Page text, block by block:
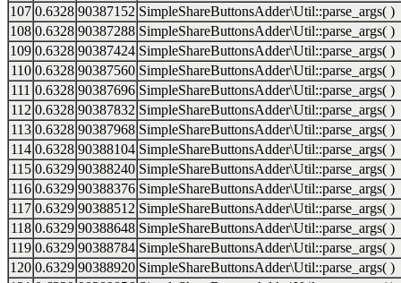
107 0.6328 90387152 SimpleShareButtonsAdder\Util::parse_args( )
108 0.6328 90387288 SimpleShareButtonsAdder\Util::parse_args( )
109 0.6328 90387424 SimpleShareButtonsAdder\Util::parse_args( )
110 0.6328 90387560 SimpleShareButtonsAdder\Util::parse_args( )
111 0.6328 90387696 SimpleShareButtonsAdder\Util::parse_args( )
112 0.6328 90387832 SimpleShareButtonsAdder\Util::parse_args( )
113 0.6328 90387968 SimpleShareButtonsAdder\Util::parse_args( )
114 0.6328 90388104 SimpleShareButtonsAdder\Util::parse_args( )
115 0.6329 90388240 SimpleShareButtonsAdder\Util::parse_args( )
116 0.6329 90388376 SimpleShareButtonsAdder\Util::parse_args( )
117 0.6329 90388512 SimpleShareButtonsAdder\Util::parse_args( )
118 0.6329 90388648 SimpleShareButtonsAdder\Util::parse_args( )
119 0.6329 90388784 SimpleShareButtonsAdder\Util::parse_args( )
120 0.6329 90388920 SimpleShareButtonsAdder\Util::parse_args( )